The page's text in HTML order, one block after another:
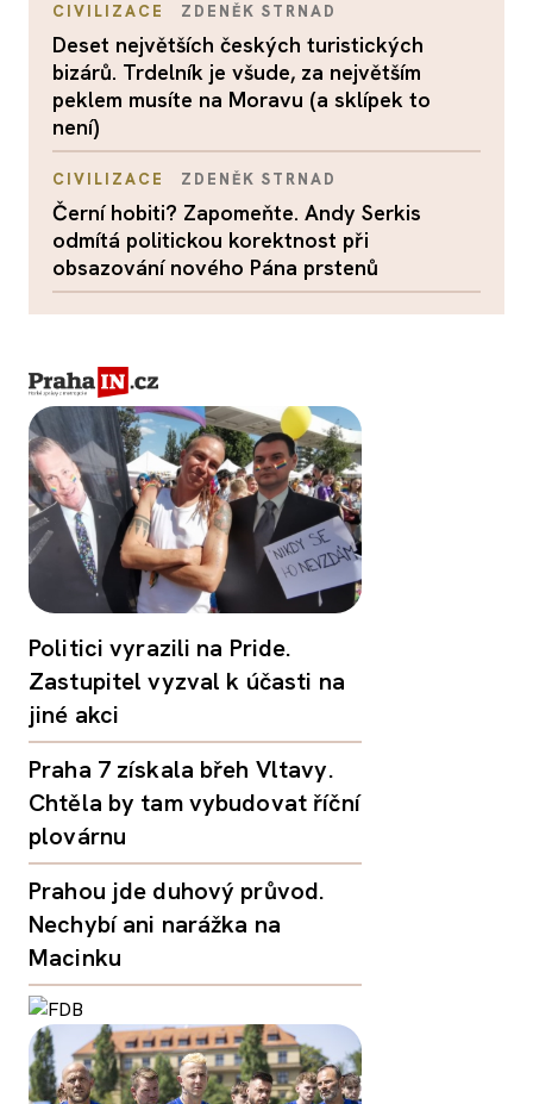
CIVILIZACE ZDENĚK STRNAD
Deset největších českých turistických
bizárů. Trdelník je všude, za největším
peklem musíte na Moravu (a sklípek to
není)
CIVILIZACE ZDENĚK STRNAD
Černí hobiti? Zapomeňte. Andy Serkis
odmítá politickou korektnost při
obsazování nového Pána prstenů
Politici vyrazili na Pride.
Zastupitel vyzval k účasti na
jiné akci
Praha 7 získala břeh Vltavy.
Chtěla by tam vybudovat říční
plovárnu
Prahou jde duhový průvod.
Nechybí ani narážka na
Macinku